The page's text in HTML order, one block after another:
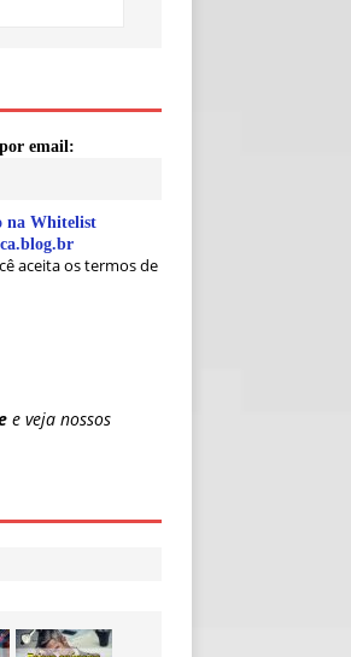
email:
na Whitelist
aceita os termos de
e veja nossos